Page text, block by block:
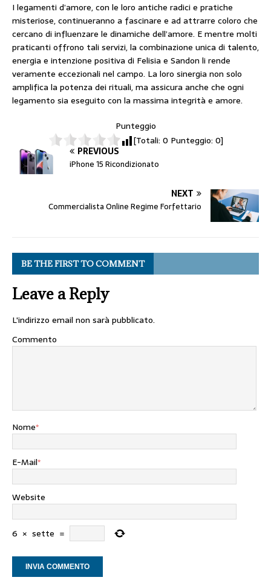
I legamenti d’amore, con le loro antiche radici e pratiche
misteriose, continueranno a fascinare e ad attrarre coloro che
cercano di influenzare le dinamiche dell’amore. E mentre molti
praticanti offrono tali servizi, la combinazione unica di talento,
energia e intenzione positiva di Felisia e Sandon li rende
veramente eccezionali nel campo. La loro sinergia non solo
amplifica la potenza dei rituali, ma assicura anche che ogni
legamento sia eseguito con la massima integrità e amore.
Punteggio
[Totali: 0 Punteggio: 0]
PREVIOUS
iPhone 15 Ricondizionato
NEXT
Commercialista Online Regime Forfettario
BE THE FIRST TO COMMENT
Leave a Reply
L'indirizzo email non sarà pubblicato.
Commento
Nome*
E-Mail*
Website
6 × sette =